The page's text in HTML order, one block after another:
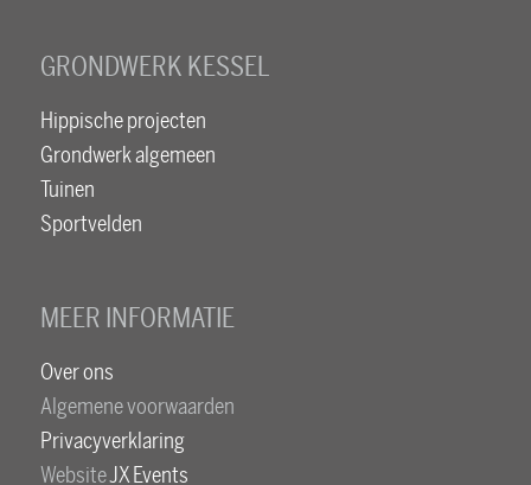
GRONDWERK KESSEL
Hippische projecten
Grondwerk algemeen
Tuinen
Sportvelden
MEER INFORMATIE
Over ons
Algemene voorwaarden
Privacyverklaring
WebsiteJX Events